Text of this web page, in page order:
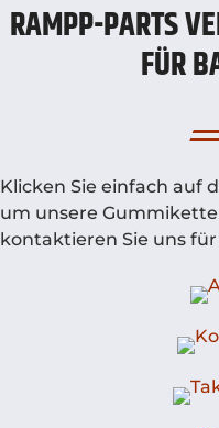
RAMPP-PARTS
FÜR
Klicken Sie einfach auf
um unsere
kontaktieren Sie uns